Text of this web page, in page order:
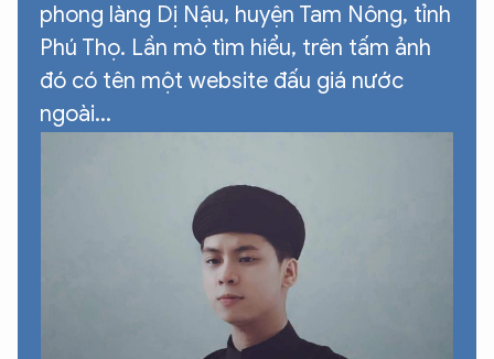
phong làng Dị Nậu, huyện Tam Nông, tỉnh
Phú Thọ. Lần mò tìm hiểu, trên tấm ảnh
đó có tên một website đấu giá nước
ngoài...